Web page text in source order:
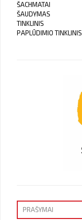
ŠACHMATAI
ŠAUDYMAS
TINKLINIS
PAPLŪDIMIO TINKLINIS
PRAŠYMAI